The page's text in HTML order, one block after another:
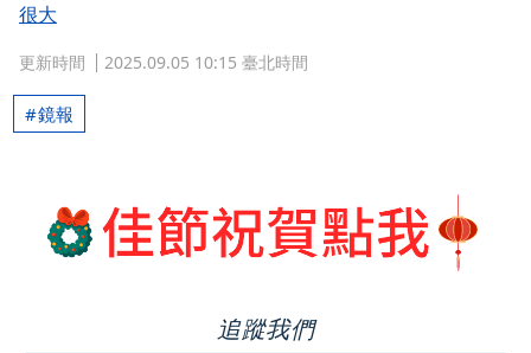
很大
更新時間 2025.09.05 10:15 臺北時間
鏡報
追蹤我們